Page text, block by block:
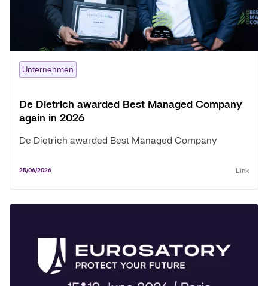
Unternehmen
De Dietrich awarded Best Managed Company
again in 2026
De Dietrich awarded Best Managed Company
25/06/2026 Link